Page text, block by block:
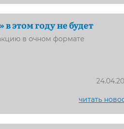
этом году не будет
в очном формате
читать